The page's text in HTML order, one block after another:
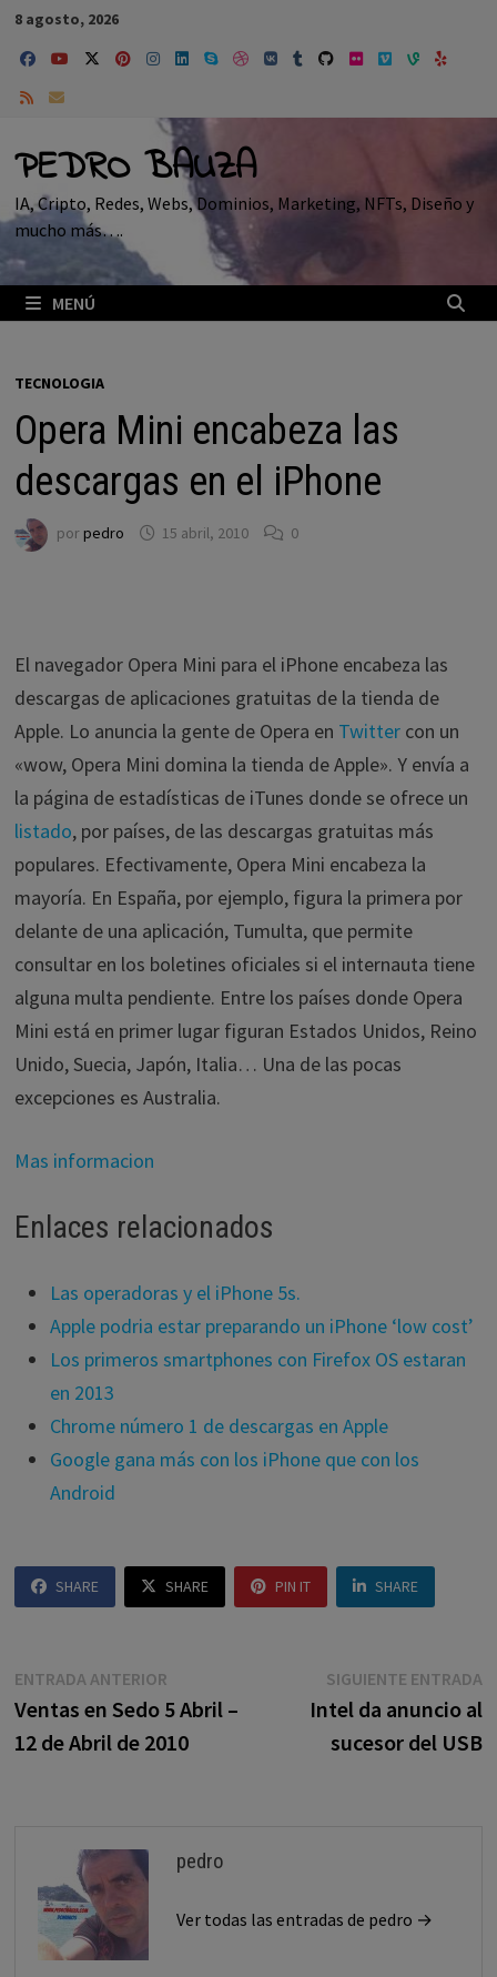
Saltar
contenido
8 agosto, 2026
PEDRO BAUZA
IA, Cripto, Redes, Webs, Dominios, Marketing, NFTs, Diseño y
mucho más….
MENÚ
TECNOLOGIA
Opera Mini encabeza las
descargas en el iPhone
porpedro 15 abril, 2010 0
El navegador Opera Mini para el iPhone encabeza las
descargas de aplicaciones gratuitas de la tienda de
Apple. Lo anuncia la gente de Opera en Twittercon un
«wow, Opera Mini domina la tienda de Apple». Y envía a
la página de estadísticas de iTunes donde se ofrece un
listado, por países, de las descargas gratuitas más
populares. Efectivamente, Opera Mini encabeza la
mayoría. En España, por ejemplo, figura la primera por
delante de una aplicación, Tumulta, que permite
consultar en los boletines oficiales si el internauta tiene
alguna multa pendiente. Entre los países donde Opera
Mini está en primer lugar figuran Estados Unidos, Reino
Unido, Suecia, Japón, Italia… Una de las pocas
excepciones es Australia.
Mas informacion
Enlaces relacionados
Las operadoras y el iPhone 5s.
Apple podria estar preparando un iPhone ‘low cost’
Los primeros smartphones con Firefox OS estaran
en 2013
Chrome número 1 de descargas en Apple
Google gana más con los iPhone que con los
Android
SHARE SHARE PIN IT SHARE
Navegación
de
ENTRADA ANTERIOREntrada
anterior:
Ventas en Sedo 5 Abril –
12 de Abril de 2010
SIGUIENTE ENTRADA
Intel da anuncio al
sucesor del USB
pedro
Ver todas las entradas de pedro →